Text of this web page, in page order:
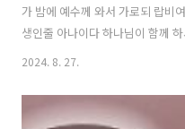
가 밤에 예수께 와서 가로되 랍비
생인줄 아나이다 하나님이 함께
표적을 아무라도 할 수 없음이니
없느니라4 니고데모가 가로되 사
두번째 모태에 들어갔다가 날 수
2024. 8. 27.